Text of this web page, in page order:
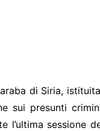
di Siria,
sui presunti
l’ultima sessione